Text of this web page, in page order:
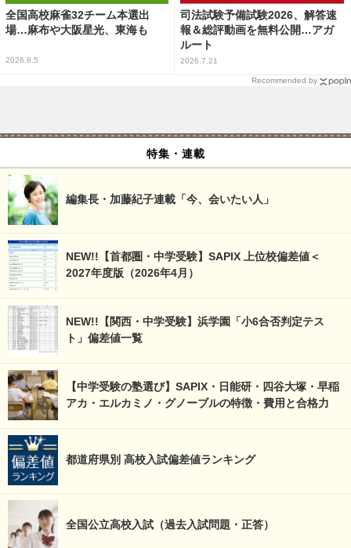
全国高校麻雀32チーム本選出
場…麻布や大阪星光、東海も
2026.8.5
司法試験予備試験2026、解答速
報＆総評動画を無料公開…アガ
ルート
2026.7.21
Recommended by
特集・連載
編集長・加藤紀子連載「今、会いたい人」
NEW!!【首都圏・中学受験】SAPIX 上位校偏差値＜
2027年度版（2026年4月）
NEW!!【関西・中学受験】浜学園「小6合否判定テス
ト」偏差値一覧
【中学受験の塾選び】SAPIX・日能研・四谷大塚・早稲
アカ・エルカミノ・グノーブルの特徴・費用と合格力
都道府県別 高校入試偏差値ランキング
全国公立高校入試（過去入試問題・正答）